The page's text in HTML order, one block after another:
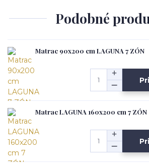
Podobné
Matrac 90x200 cm LAGUNA 7 ZÓN
Matrac LAGUNA 160x200 cm 7 ZÓN